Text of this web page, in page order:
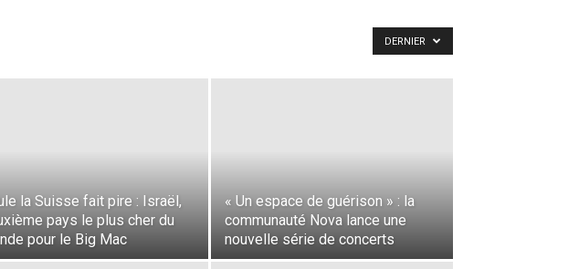
DERNIER
la Suisse fait pire : Israël,
pays le plus cher du
pour le Big Mac
« Un espace de guérison » : la
communauté Nova lance une
nouvelle série de concerts